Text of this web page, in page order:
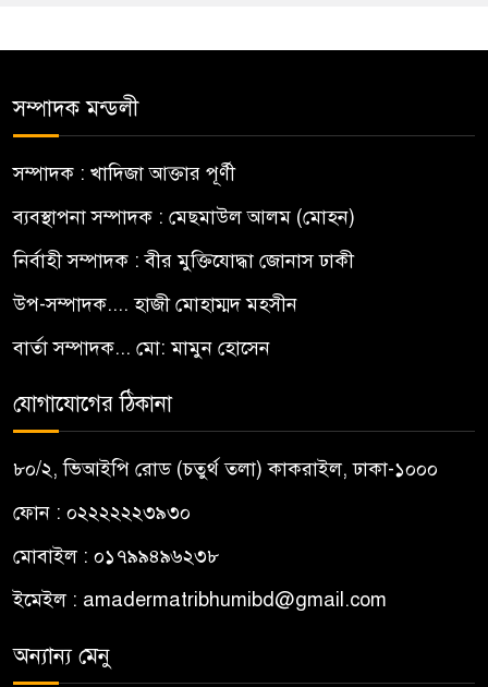
সম্পাদক মন্ডলী
সম্পাদক : খাদিজা আক্তার পূর্ণী
ব্যবস্থাপনা সম্পাদক : মেছমাউল আলম (মোহন)
নির্বাহী সম্পাদক : বীর মুক্তিযোদ্ধা জোনাস ঢাকী
উপ-সম্পাদক.... হাজী মোহাম্মদ মহসীন
বার্তা সম্পাদক... মো: মামুন হোসেন
যোগাযোগের ঠিকানা
৮০/২, ভিআইপি রোড (চতুর্থ তলা) কাকরাইল, ঢাকা-১০০০
ফোন : ০২২২২২২৩৯৩০
মোবাইল : ০১৭৯৯৪৯৬২৩৮
ইমেইল : amadermatribhumibd@gmail.com
অন্যান্য মেনু